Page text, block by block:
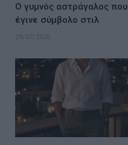
Ο γυμνός αστράγαλος που
έγινε σύμβολο στιλ
29/07/2026